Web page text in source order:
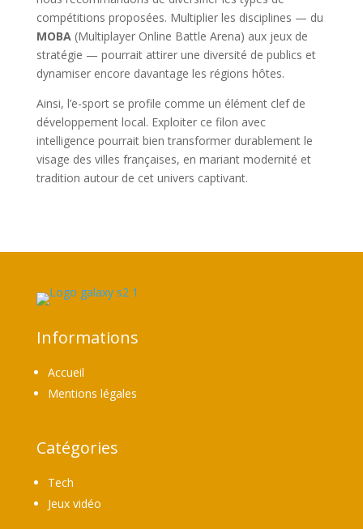
compétitions proposées. Multiplier les disciplines — du
MOBA(Multiplayer Online Battle Arena) aux jeux de
stratégie — pourrait attirer une diversité de publics et
dynamiser encore davantage les régions hôtes.
Ainsi, l’e-sport se profile comme un élément clef de
développement local. Exploiter ce filon avec
intelligence pourrait bien transformer durablement le
visage des villes françaises, en mariant modernité et
tradition autour de cet univers captivant.
Informations
Accueil
Mentions légales
Catégories
Tech
Jeux vidéo